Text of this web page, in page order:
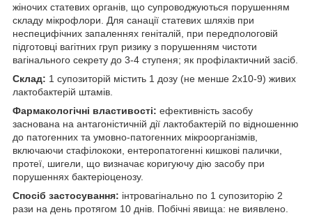
жіночих статевих органів, що супроводжуються порушенням
складу мікрофлори. Для санації статевих шляхів при
неспецифічних запаленнях геніталій, при передпологовій
підготовці вагітних груп ризику з порушенням чистоти
вагінального секрету до 3-4 ступеня; як профілактичний засіб.
Склад: 1 супозиторій містить 1 дозу (не менше 2x10-9) живих
лактобактерій штамів.
Фармакологічні властивості: ефективність засобу
заснована на антагоністичній дії лактобактерій по відношенню
до патогенних та умовно-патогенних мікроорганізмів,
включаючи стафілококи, ентеропатогенні кишкові палички,
протеї, шигели, що визначає коригуючу дію засобу при
порушеннях бактеріоценозу.
Спосіб застосування: інтровагінально по 1 супозиторію 2
рази на день протягом 10 днів. Побічні явища: не виявлено.